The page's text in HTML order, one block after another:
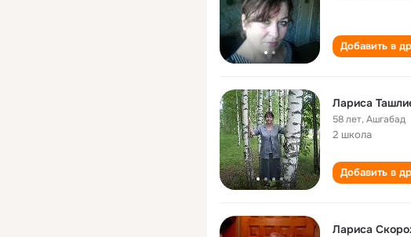
Добавить в
Лариса
58 лет,Ашгабад
2 школа
Добавить в
Лариса